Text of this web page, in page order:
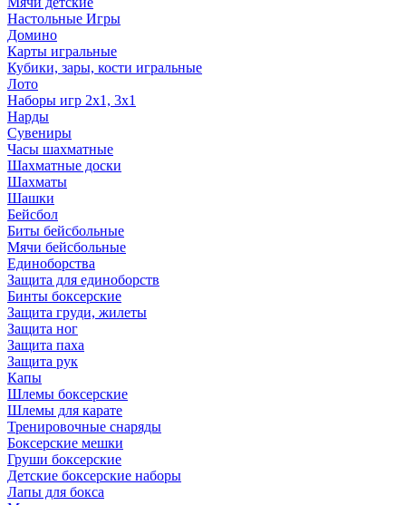
Настольные Игры
Домино
Карты игральные
Кубики, зары, кости игральные
Лото
Наборы игр 2х1, 3х1
Нарды
Сувениры
Часы шахматные
Шахматные доски
Шахматы
Шашки
Бейсбол
Биты бейсбольные
Мячи бейсбольные
Единоборства
Защита для единоборств
Бинты боксерские
Защита груди, жилеты
Защита ног
Защита паха
Защита рук
Капы
Шлемы боксерские
Шлемы для карате
Тренировочные снаряды
Боксерские мешки
Груши боксерские
Детские боксерские наборы
Лапы для бокса